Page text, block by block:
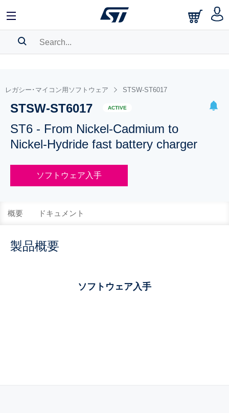
BOOKMARK
Pleaselog into show your saved searches.
レガシー･マイコン用ソフトウェア STSW-ST6017
STSW-ST6017 ACTIVE
ST6 - From Nickel-Cadmium to
Nickel-Hydride fast battery charger
ソフトウェア入手
概要 ドキュメント
製品概要
ソフトウェア入手